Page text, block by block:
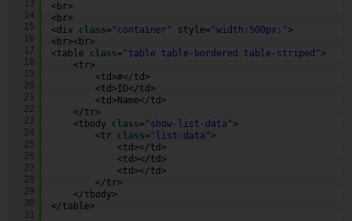
13
14
15
16
17
18
19
20
21
22
23
24
25
26
27
28
29
30
31
<br>
<br>
<div class="container" style="width:500px;" >
<br><br>
<table class="table table-bordered table-striped" >
<tr>
<td>#</td>
<td>ID</td>
<td>Name</td>
</tr>
<tbody class="show-list-data" >
<tr class="list-data" >
<td></td>
<td></td>
<td></td>
</tr>
</tbody>
</table>